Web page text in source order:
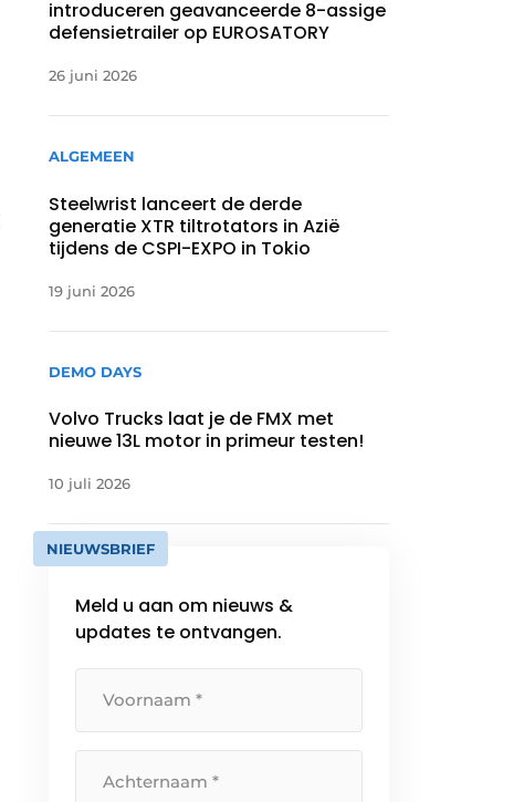
introduceren geavanceerde 8-assige
defensietrailer op EUROSATORY
26 juni 2026
ALGEMEEN
Steelwrist lanceert de derde
generatie XTR tiltrotators in Azië
tijdens de CSPI-EXPO in Tokio
19 juni 2026
DEMO DAYS
Volvo Trucks laat je de FMX met
nieuwe 13L motor in primeur testen!
10 juli 2026
NIEUWSBRIEF
Meld u aan om nieuws &
updates te ontvangen.